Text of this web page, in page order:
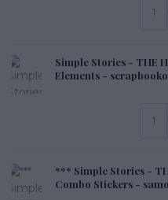
Simple Stories - THE
Elements -
*** Simple Stories -
Combo Stickers -